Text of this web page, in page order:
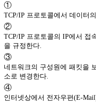
①
TCP/IP 프로토콜에서 데이터
②
TCP/IP 프로토콜의 IP에서 접
을 규정한다.
③
네트워크의 구성원에 패킷을
소로 변경한다.
④
인터넷상에서 전자우편(E-